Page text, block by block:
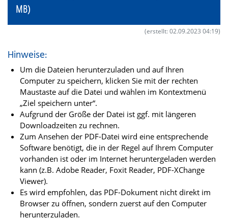
MB)
(erstellt: 02.09.2023 04:19)
Hinweise:
Um die Dateien herunterzuladen und auf Ihren
Computer zu speichern, klicken Sie mit der rechten
Maustaste auf die Datei und wählen im Kontextmenü
„Ziel speichern unter“.
Aufgrund der Größe der Datei ist ggf. mit längeren
Downloadzeiten zu rechnen.
Zum Ansehen der PDF-Datei wird eine entsprechende
Software benötigt, die in der Regel auf Ihrem Computer
vorhanden ist oder im Internet heruntergeladen werden
kann (z.B. Adobe Reader, Foxit Reader, PDF-XChange
Viewer).
Es wird empfohlen, das PDF-Dokument nicht direkt im
Browser zu öffnen, sondern zuerst auf den Computer
herunterzuladen.